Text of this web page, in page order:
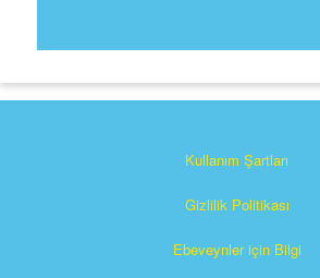
Kullanım Şartları
Gizlilik Politikası
Ebeveynler için Bilgi